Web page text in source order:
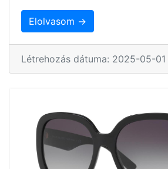
Elolvasom →
Létrehozás dátuma: 2025-05-01